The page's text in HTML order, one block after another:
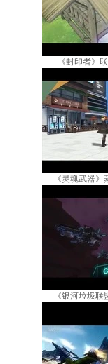
《封印者》
《灵魂武器
《银河垃圾